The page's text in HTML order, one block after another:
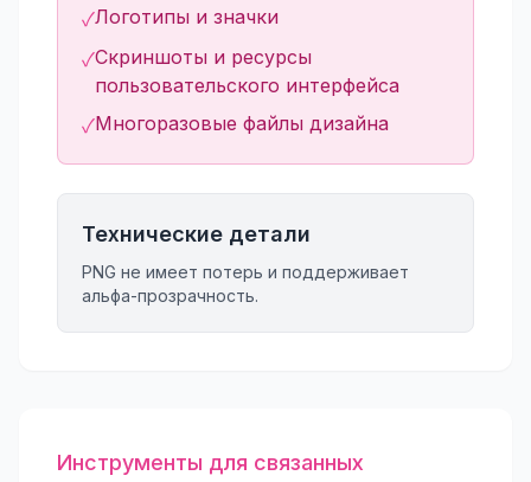
✓Логотипы и значки
✓Скриншоты и ресурсы
пользовательского интерфейса
✓Многоразовые файлы дизайна
Технические детали
PNG не имеет потерь и поддерживает
альфа-прозрачность.
Инструменты для связанных